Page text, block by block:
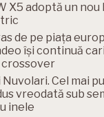
X5 adoptă un nou
de pe piața
își continuă
crossover
Nuvolari. Cel mai
vreodată sub
inele